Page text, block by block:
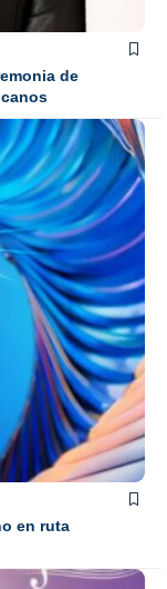
de
en ruta